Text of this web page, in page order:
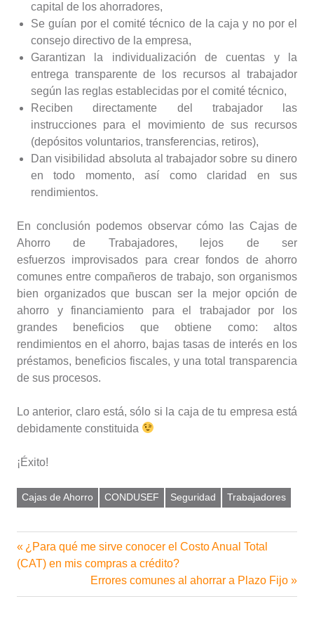
capital de los ahorradores,
Se guían por el comité técnico de la caja y no por el
consejo directivo de la empresa,
Garantizan la individualización de cuentas y la
entrega transparente de los recursos al trabajador
según las reglas establecidas por el comité técnico,
Reciben directamente del trabajador las
instrucciones para el movimiento de sus recursos
(depósitos voluntarios, transferencias, retiros),
Dan visibilidad absoluta al trabajador sobre su dinero
en todo momento, así como claridad en sus
rendimientos.
En conclusión podemos observar cómo las Cajas de
Ahorro de Trabajadores, lejos de ser
esfuerzos improvisados para crear fondos de ahorro
comunes entre compañeros de trabajo, son organismos
bien organizados que buscan ser la mejor opción de
ahorro y financiamiento para el trabajador por los
grandes beneficios que obtiene como: altos
rendimientos en el ahorro, bajas tasas de interés en los
préstamos, beneficios fiscales, y una total transparencia
de sus procesos.
Lo anterior, claro está, sólo si la caja de tu empresa está
debidamente constituida
¡Éxito!
Cajas de Ahorro CONDUSEF Seguridad Trabajadores
Navegación
Entrada
anterior:
¿Para qué me sirve conocer el Costo Anual Total
(CAT) en mis compras a crédito?
Siguiente
entrada:
Errores comunes al ahorrar a Plazo Fijo